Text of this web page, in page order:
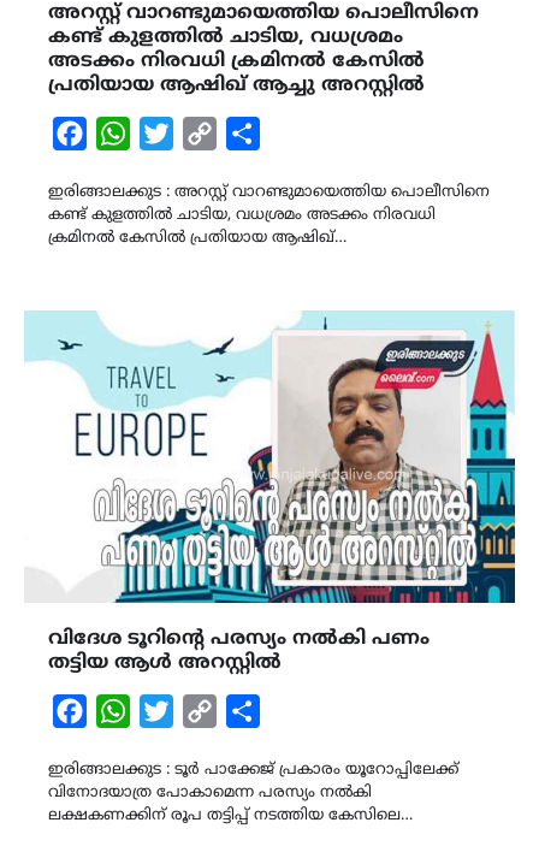
അറസ്റ്റ് വാറണ്ടുമായെത്തിയ പൊലീസിനെ
കണ്ട് കുളത്തിൽ ചാടിയ, വധശ്രമം
അടക്കം നിരവധി ക്രമിനൽ കേസിൽ
പ്രതിയായ ആഷിഖ് ആച്ചു അറസ്റ്റിൽ
FacebookWhatsAppTwitterCopy
ഇരിങ്ങാലക്കുട : അറസ്റ്റ് വാറണ്ടുമായെത്തിയ പൊലീസിനെ
കണ്ട് കുളത്തിൽ ചാടിയ, വധശ്രമം അടക്കം നിരവധി
ക്രമിനൽ കേസിൽ പ്രതിയായ ആഷിഖ്…
വിദേശ ടൂറിന്റെ പരസ്യം നൽകി പണം
തട്ടിയ ആൾ അറസ്റ്റിൽ
FacebookWhatsAppTwitterCopy
ഇരിങ്ങാലക്കുട : ടൂർ പാക്കേജ് പ്രകാരം യൂറോപ്പിലേക്ക്
വിനോദയാത്ര പോകാമെന്ന പരസ്യം നൽകി
ലക്ഷകണക്കിന് രൂപ തട്ടിപ്പ് നടത്തിയ കേസിലെ…